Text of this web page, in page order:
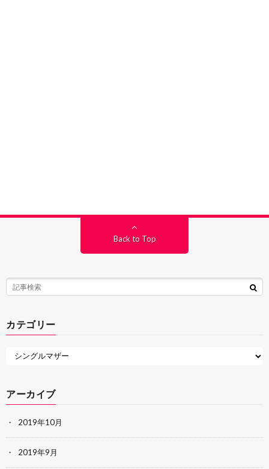
Back to Top
カテゴリー
アーカイブ
2019年10月
2019年9月